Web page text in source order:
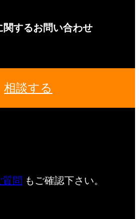
関するお問い合わせ
相談する
問 もご確認下さい。